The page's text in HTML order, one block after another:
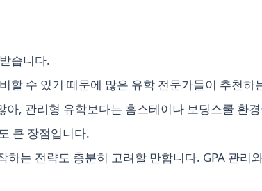
습니다.
할 수 있기 때문에 많은 유학 전문가들이 추천하
, 관리형 유학보다는 홈스테이나 보딩스쿨 환
큰 장점입니다.
는 전략도 충분히 고려할 만합니다. GPA 관리